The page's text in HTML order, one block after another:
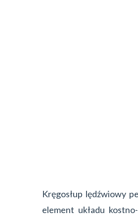
Kręgosłup lędźwiowy
element układu